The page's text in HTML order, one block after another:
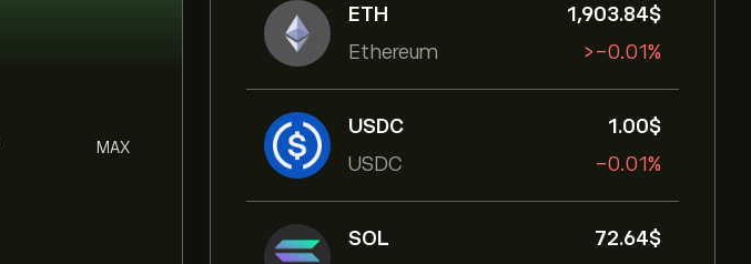
ETH
Ethereum
1,903.84‎$‎
‎>-‎0.01%
USDC
USDC
1.00‎$‎
-0.01%
SOL
72.64‎$‎
MAX